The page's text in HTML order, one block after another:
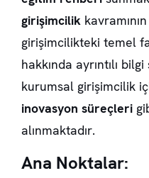
girişimcilik
girişimcilikteki temel
hakkında ayrıntılı
kurumsal girişimcilik
inovasyon süreçleri
alınmaktadır.
Ana Noktalar: